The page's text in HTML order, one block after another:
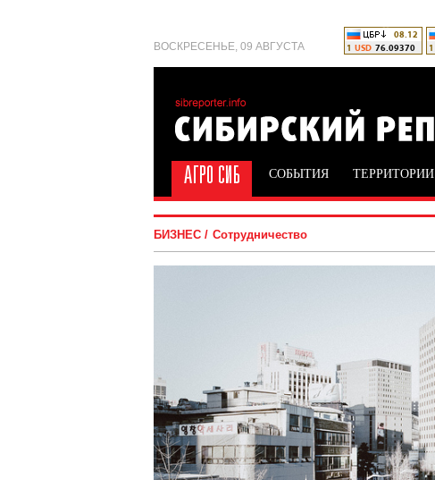
ВОСКРЕСЕНЬЕ, 09 АВГУСТА
СОБЫТИЯ ТЕРРИТОРИИ
БИЗНЕС Сотрудничество